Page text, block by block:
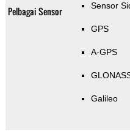
Pelbagai Sensor Sensor
GPS
A-GPS
Galileo